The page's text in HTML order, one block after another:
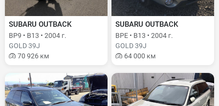
SUBARU OUTBACK
BP9 • B13 • 2004 г.
GOLD 39J
70 926 км
SUBARU OUTBACK
BPE • B13 • 2004 г.
GOLD 39J
64 000 км